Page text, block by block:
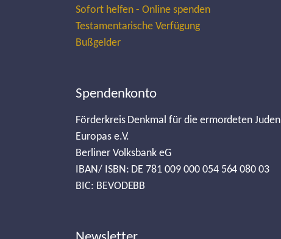
Sofort helfen - Online spenden
Testamentarische Verfügung
Bußgelder
Spendenkonto
Förderkreis Denkmal für die ermordeten Juden
Europas e.V.
Berliner Volksbank eG
IBAN/ ISBN: DE 781 009 000 054 564 080 03
BIC: BEVODEBB